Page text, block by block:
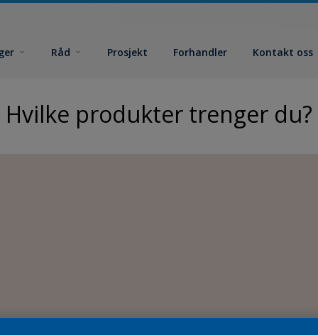
Råd Prosjekt Forhandler Kontakt oss
Hvilke produkter trenger du?